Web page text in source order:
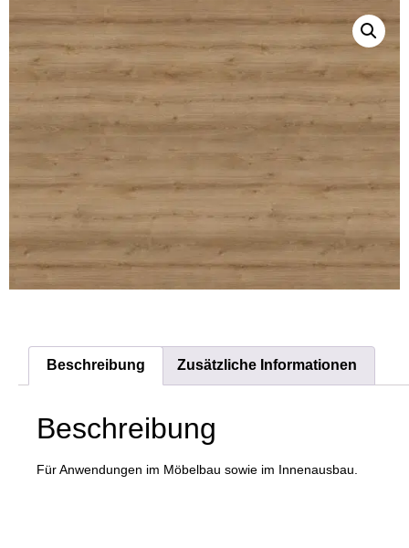
Beschreibung Zusätzliche Informationen
Beschreibung
Für Anwendungen im Möbelbau sowie im Innenausbau.